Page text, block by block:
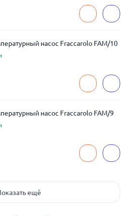
насос Fraccarolo FAM/10
насос Fraccarolo FAM/9
ещё